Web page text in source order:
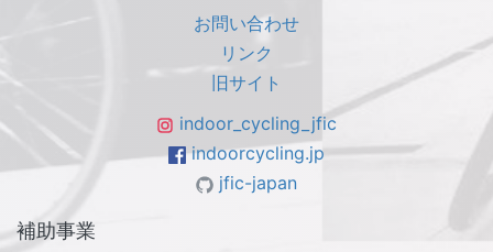
お問い合わせ
リンク
旧サイト
indoor_cycling_jfic
indoorcycling.jp
jfic-japan
補助事業